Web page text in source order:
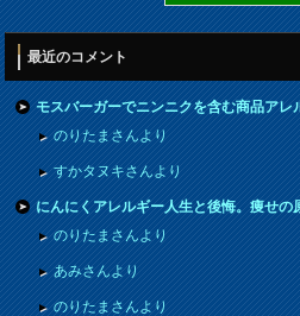
最近のコメント
モスバーガーでニンニクを含む商品アレ
のりたまさんより
すかタヌキさんより
にんにくアレルギー人生と後悔。痩せの
のりたまさんより
あみさんより
のりたまさんより